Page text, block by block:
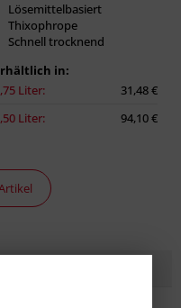
Lösemittelbasiert
Thixophrope
Schnell trocknend
in:
Liter:
31,48 €
Liter:
94,10 €